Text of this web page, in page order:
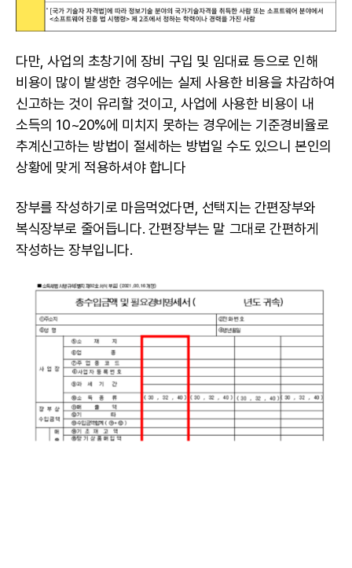
다만, 사업의 초창기에 장비 구입 및 임대료 등으로 인해
비용이 많이 발생한 경우에는 실제 사용한 비용을 차감하여
신고하는 것이 유리할 것이고, 사업에 사용한 비용이 내
소득의 10~20%에 미치지 못하는 경우에는 기준경비율로
추계신고하는 방법이 절세하는 방법일 수도 있으니 본인의
상황에 맞게 적용하셔야 합니다
장부를 작성하기로 마음먹었다면, 선택지는 간편장부와
복식장부로 줄어듭니다. 간편장부는 말 그대로 간편하게
작성하는 장부입니다.